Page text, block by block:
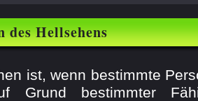
des Hellsehens
ist, wenn bestimmte
Grund bestimmter